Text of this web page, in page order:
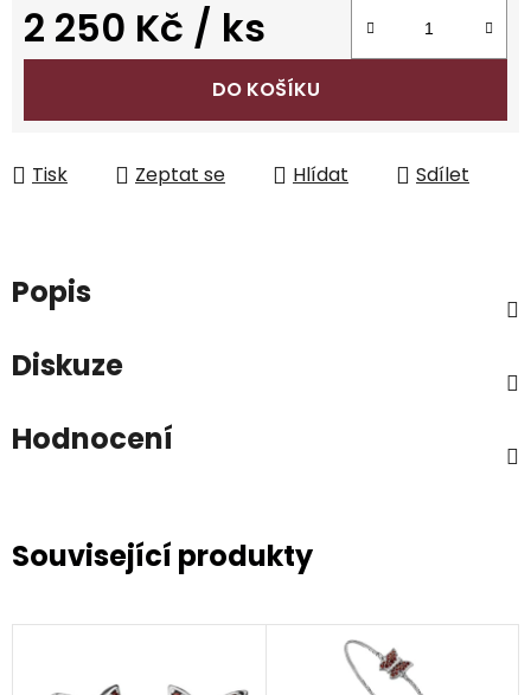
2 250 Kč / ks
Měrná cena:
DO KOŠÍKU
Tisk Zeptat se Hlídat Sdílet
Popis
Diskuze
Hodnocení
Související produkty